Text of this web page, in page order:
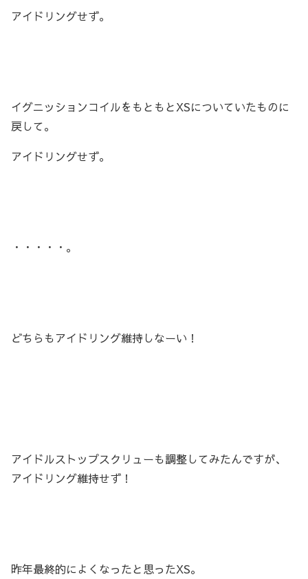
アイドリングせず。
イグニッションコイルをもともとXSについていたものに
戻して。
アイドリングせず。
・・・・・。
どちらもアイドリング維持しなーい！
アイドルストップスクリューも調整してみたんですが、
アイドリング維持せず！
昨年最終的によくなったと思ったXS。